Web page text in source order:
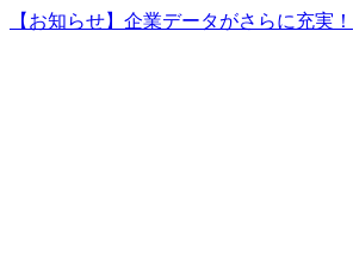
【お知らせ】企業データがさらに充実！